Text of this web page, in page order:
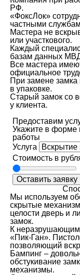
РФ.
«ФоксЛок»
частными
Мастера не
или участкового.
Каждый
базам данных
Все мастера
официальное
При замене замка
в упаковке.
Старый замок со
у клиента.
Предоставим
Укажите в форме
работы
Услуга
Стоимость в
Оставить заявку
Мы используем
скрытые
целости дверь и
замок.
К неразрушающим
«Пик-Ган».
позволяющий
Бампинг –
обстукивание
механизмы.